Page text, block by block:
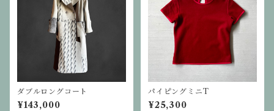
ダブルロングコート
¥143,000
パイピングミニT
¥25,300